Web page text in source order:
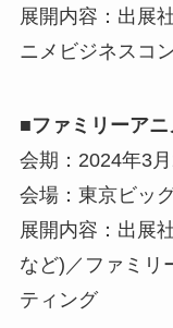
展開内容：出展
ニメビジネスコ
■ファミリーアニ
会期：2024年3
会場：東京ビッ
展開内容：出展
など)／ファミリ
ティング